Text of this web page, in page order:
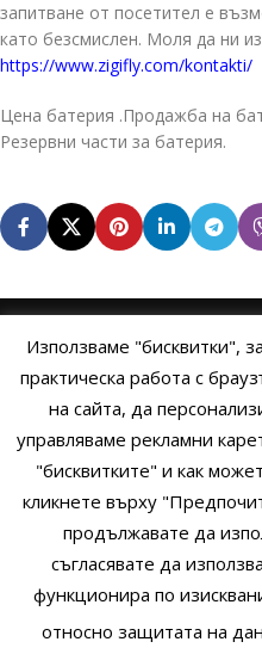
запитване от посетител е
като безсмислен. Моля да ни
https://www.zigifly.com/kontakti/
Цена батерия .Продажба на
Резервни части за батерия.
ОБЩИ
ПОЛИТИКА НА БИСКВИТКИТЕ
Copyright © 2014 - 2024
Използваме "бисквитки",
практическа работа с
на сайта, да
управляваме рекламни
"бисквитките" и как
кликнете върху
продължавате да
съгласявате да
функционира по
относно защитата на